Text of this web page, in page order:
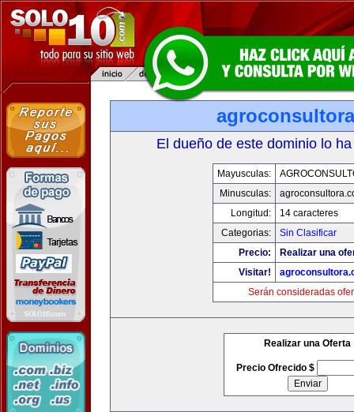
El dueño de este dominio lo
Mayusculas:
Minusculas:
Longitud:
14 caracteres
Categorias:
Sin Clasificar
Precio:
Realizar una
Visitar!
Serán consideradas
Realizar una Oferta
Precio Ofrecido $